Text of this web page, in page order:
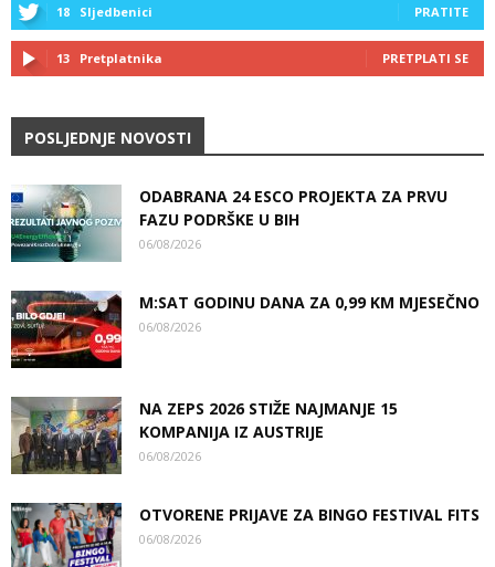
18 Sljedbenici PRATITE
13 Pretplatnika PRETPLATI SE
POSLJEDNJE NOVOSTI
ODABRANA 24 ESCO PROJEKTA ZA PRVU
FAZU PODRŠKE U BIH
06/08/2026
M:SAT GODINU DANA ZA 0,99 KM MJESEČNO
06/08/2026
NA ZEPS 2026 STIŽE NAJMANJE 15
KOMPANIJA IZ AUSTRIJE
06/08/2026
OTVORENE PRIJAVE ZA BINGO FESTIVAL FITS
06/08/2026